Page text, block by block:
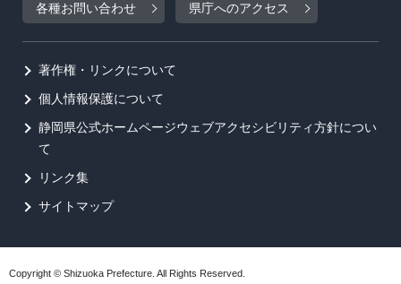
各種お問い合わせ 県庁へのアクセス
著作権・リンクについて
個人情報保護について
静岡県公式ホームページウェブアクセシビリティ方針につい
て
リンク集
サイトマップ
Copyright © Shizuoka Prefecture. All Rights Reserved.